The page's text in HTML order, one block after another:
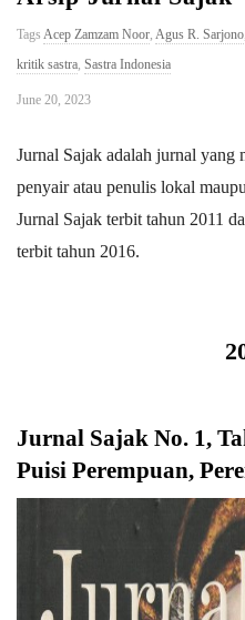
Tags Acep Zamzam Noor, Agus R. Sarjono
kritik sastra, Sastra Indonesia
June 20, 2023
Jurnal Sajak adalah jurnal yang
penyair atau penulis lokal
Jurnal Sajak terbit tahun 2011
terbit tahun 2016.
Jurnal Sajak No. 1,
Puisi Perempuan,